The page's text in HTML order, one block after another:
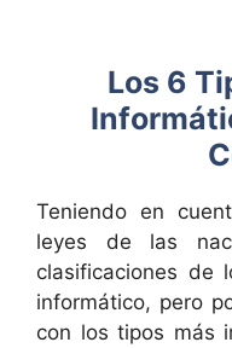
Los 6
Teniendo en
leyes de las
clasificaciones de
informático, pero
con los tipos más